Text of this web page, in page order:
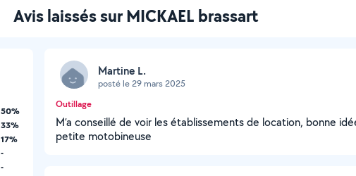
Avis laissés sur MICKAEL brassart
50%
33%
17%
-
-
Martine L.
posté le 29 mars 2025
Outillage
M’a conseillé de voir les établissements de location, bonne
petite motobineuse